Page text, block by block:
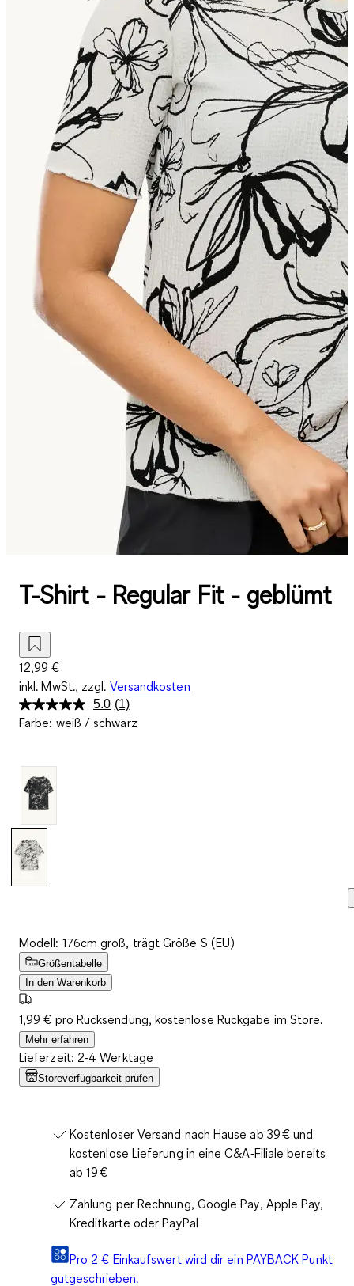
T-Shirt - Regular Fit - geblümt
12,99 €
inkl. MwSt., zzgl. Versandkosten
5.0 Bewertung
lesen.
(1)
Farbe: weiß / schwarz
Modell: 176cm groß, trägt Größe S (EU)
Größentabelle
In den Warenkorb
1,99 € pro Rücksendung, kostenlose Rückgabe im Store.
Mehr erfahren
Lieferzeit: 2-4 Werktage
Storeverfügbarkeit prüfen
Kostenloser Versand nach Hause ab 39 € und
kostenlose Lieferung in eine C&A‑Filiale bereits
ab 19 €
Zahlung per Rechnung, Google Pay, Apple Pay,
Kreditkarte oder PayPal
Pro 2 € Einkaufswert wird dir ein PAYBACK Punkt
gutgeschrieben.